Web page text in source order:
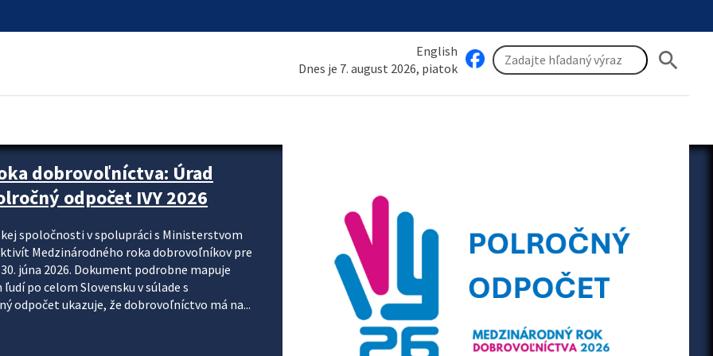
English
Dnes je 7. august 2026, piatok
search
krok za krokom
systému DPH a digitalizácie fakturačných
k tomu, aby sa elektronická faktúra stala
je priniesť jednoduchšie, rýchlejšie a
údajov, znížiť riziko chýb a podporiť
preto nepredstavuje...